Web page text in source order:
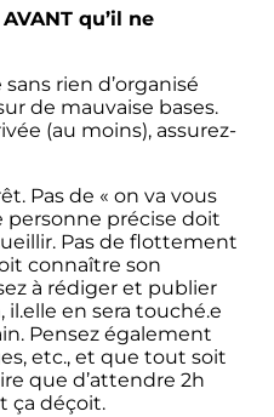
qu’il ne
rien d’organisé
de mauvaise bases.
(au moins), assurez-
Pas de « on va vous
personne précise doit
Pas de flottement
connaître son
à rédiger et publier
en sera touché.e
Pensez également
etc., et que tout soit
que d’attendre 2h
ça déçoit.